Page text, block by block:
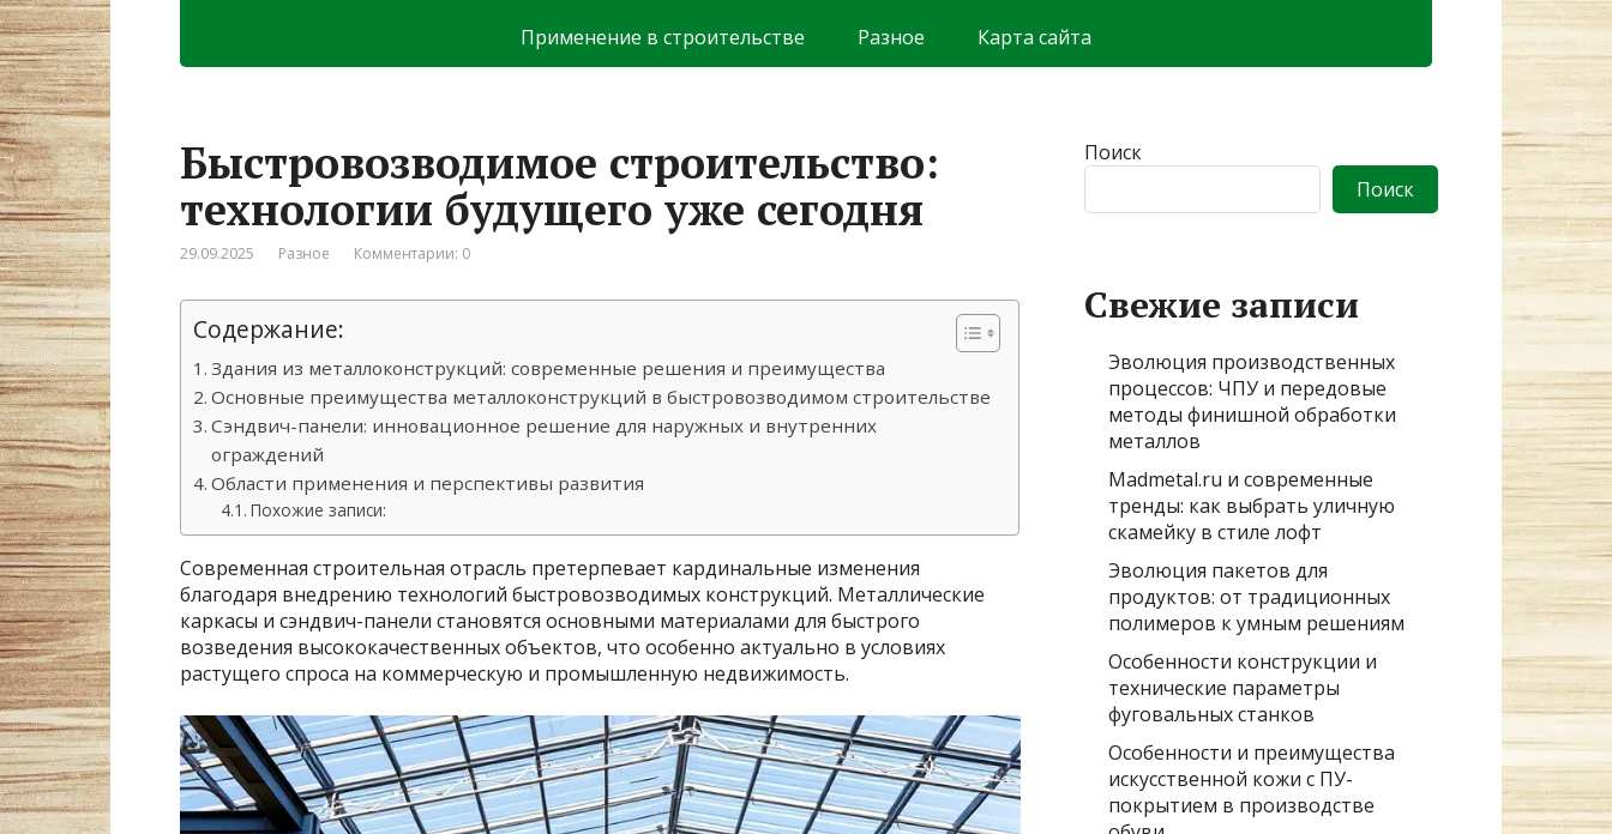
Применение в строительстве Разное Карта сайта
Быстровозводимое строительство:
технологии будущего уже сегодня
29.09.2025 Разное Комментарии: 0
Содержание:
Здания из металлоконструкций: современные решения и преимущества
Основные преимущества металлоконструкций в быстровозводимом строительстве
Сэндвич-панели: инновационное решение для наружных и внутренних
ограждений
Области применения и перспективы развития
Похожие записи:
Современная строительная отрасль претерпевает кардинальные изменения
благодаря внедрению технологий быстровозводимых конструкций. Металлические
каркасы и сэндвич-панели становятся основными материалами для быстрого
возведения высококачественных объектов, что особенно актуально в условиях
растущего спроса на коммерческую и промышленную недвижимость.
Поиск
Поиск
Свежие записи
Эволюция производственных
процессов: ЧПУ и передовые
методы финишной обработки
металлов
Madmetal.ru и современные
тренды: как выбрать уличную
скамейку в стиле лофт
Эволюция пакетов для
продуктов: от традиционных
полимеров к умным решениям
Особенности конструкции и
технические параметры
фуговальных станков
Особенности и преимущества
искусственной кожи с ПУ-
покрытием в производстве